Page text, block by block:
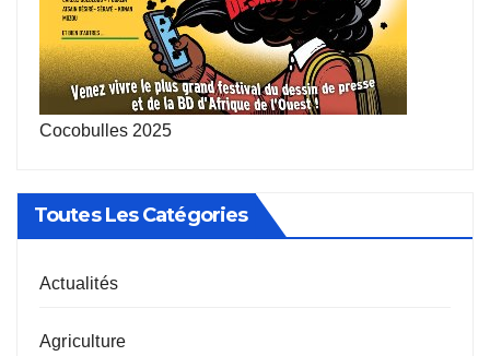
Cocobulles 2025
Toutes Les Catégories
Actualités
Agriculture